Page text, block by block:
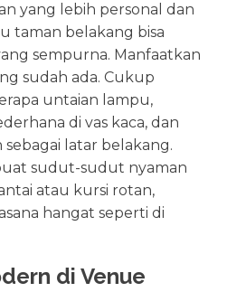
yang lebih personal dan
taman belakang bisa
sempurna. Manfaatkan
sudah ada. Cukup
untaian lampu,
di vas kaca, dan
sebagai latar belakang.
sudut-sudut nyaman
atau kursi rotan,
hangat seperti di
di Venue